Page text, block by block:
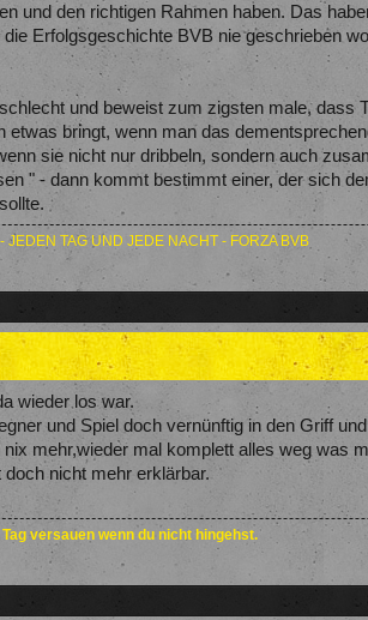
und den richtigen Rahmen haben. Das
Erfolgsgeschichte BVB nie geschrieben
und beweist zum zigsten male, dass
etwas bringt, wenn man das
sie nicht nur dribbeln, sondern auch
" - dann kommt bestimmt einer, der sich
TAG UND JEDE NACHT - FORZA BVB
wieder los war.
und Spiel doch vernünftig in den Griff
mehr,wieder mal komplett alles weg was
nicht mehr erklärbar.
versauen wenn du nicht hingehst.